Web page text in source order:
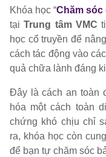
Khóa học “Chăm sóc
tạiTrung tâm VMC
học cổ truyền để
cách tác động vào
quả chữa lành đáng
Đây là cách an toàn
hóa một cách toàn
chứng khó chịu chỉ
ra, khóa học còn
để bạn tự chăm sóc